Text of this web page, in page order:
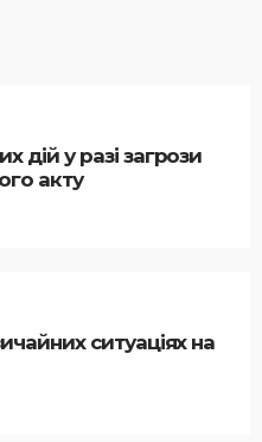
дій у разі загрози
акту
ситуаціях на